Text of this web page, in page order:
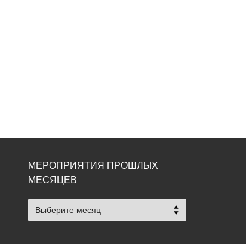
МЕРОПРИЯТИЯ ПРОШЛЫХ
МЕСЯЦЕВ
Мероприятия
прошлых